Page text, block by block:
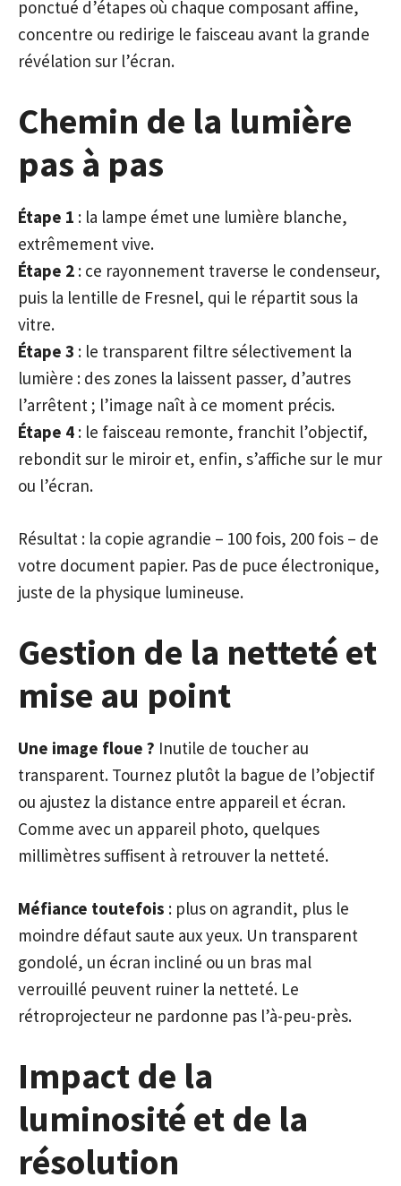
ponctué d’étapes où chaque composant affine,
concentre ou redirige le faisceau avant la grande
révélation sur l’écran.
Chemin de la lumière
pas à pas
Étape 1 : la lampe émet une lumière blanche,
extrêmement vive.
Étape 2 : ce rayonnement traverse le condenseur,
puis la lentille de Fresnel, qui le répartit sous la
vitre.
Étape 3 : le transparent filtre sélectivement la
lumière : des zones la laissent passer, d’autres
l’arrêtent ; l’image naît à ce moment précis.
Étape 4 : le faisceau remonte, franchit l’objectif,
rebondit sur le miroir et, enfin, s’affiche sur le mur
ou l’écran.
Résultat : la copie agrandie – 100 fois, 200 fois – de
votre document papier. Pas de puce électronique,
juste de la physique lumineuse.
Gestion de la netteté et
mise au point
Une image floue ? Inutile de toucher au
transparent. Tournez plutôt la bague de l’objectif
ou ajustez la distance entre appareil et écran.
Comme avec un appareil photo, quelques
millimètres suffisent à retrouver la netteté.
Méfiance toutefois : plus on agrandit, plus le
moindre défaut saute aux yeux. Un transparent
gondolé, un écran incliné ou un bras mal
verrouillé peuvent ruiner la netteté. Le
rétroprojecteur ne pardonne pas l’à-peu-près.
Impact de la
luminosité et de la
résolution